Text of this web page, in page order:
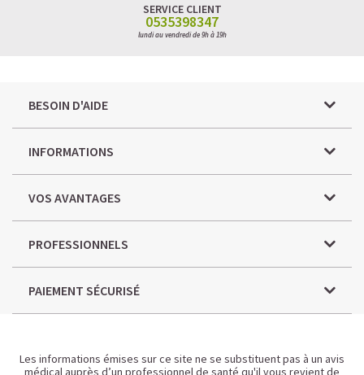
SERVICE CLIENT
0535398347
lundi au vendredi de 9h à 19h
BESOIN D'AIDE
INFORMATIONS
VOS AVANTAGES
PROFESSIONNELS
PAIEMENT SÉCURISÉ
Les informations émises sur ce site ne se substituent pas à un avis
médical auprès d’un professionnel de santé qu'il vous revient de